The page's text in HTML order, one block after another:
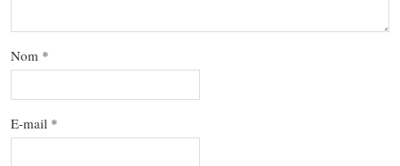
Nom *
E-mail *